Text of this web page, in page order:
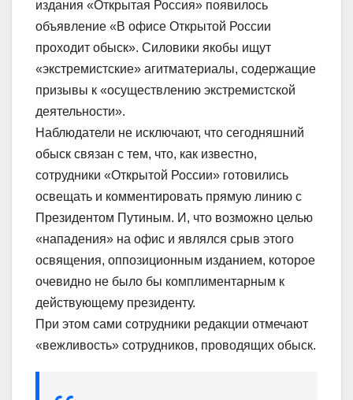
издания «Открытая Россия» появилось
объявление «В офисе Открытой России
проходит обыск». Силовики якобы ищут
«экстремистские» агитматериалы, содержащие
призывы к «осуществлению экстремистской
деятельности».
Наблюдатели не исключают, что сегодняшний
обыск связан с тем, что, как известно,
сотрудники «Открытой России» готовились
освещать и комментировать прямую линию с
Президентом Путиным. И, что возможно целью
«нападения» на офис и являлся срыв этого
освящения, оппозиционным изданием, которое
очевидно не было бы комплиментарным к
действующему президенту.
При этом сами сотрудники редакции отмечают
«вежливость» сотрудников, проводящих обыск.